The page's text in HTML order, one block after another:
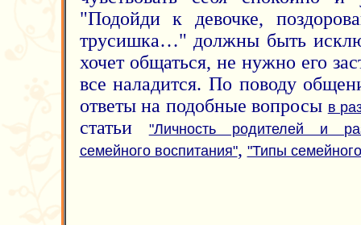
"Подойди к девочке,
трусишка…" должны быть
хочет общаться, не нужно его
все наладится. По поводу
ответы на подобные вопросы в
статьи
"Личность родителей и
семейного воспитания", "Типы